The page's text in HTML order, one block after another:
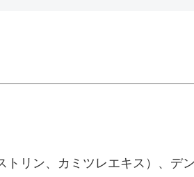
リン、カミツレエキス）、デ